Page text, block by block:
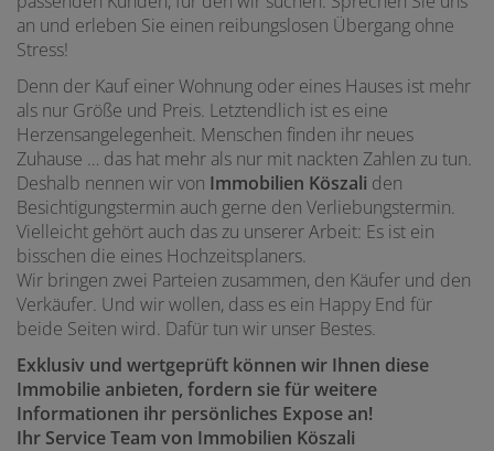
an und erleben Sie einen reibungslosen Übergang ohne
Stress!
Denn der Kauf einer Wohnung oder eines Hauses ist mehr
als nur Größe und Preis. Letztendlich ist es eine
Herzensangelegenheit. Menschen finden ihr neues
Zuhause … das hat mehr als nur mit nackten Zahlen zu tun.
Deshalb nennen wir von Immobilien Köszali den
Besichtigungstermin auch gerne den Verliebungstermin.
Vielleicht gehört auch das zu unserer Arbeit: Es ist ein
bisschen die eines Hochzeitsplaners.
Wir bringen zwei Parteien zusammen, den Käufer und den
Verkäufer. Und wir wollen, dass es ein Happy End für
beide Seiten wird. Dafür tun wir unser Bestes.
Exklusiv und wertgeprüft können wir Ihnen diese
Immobilie anbieten, fordern sie für weitere
Informationen ihr persönliches Expose an!
Ihr Service Team von Immobilien Köszali